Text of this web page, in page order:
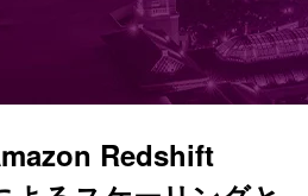
Redshift